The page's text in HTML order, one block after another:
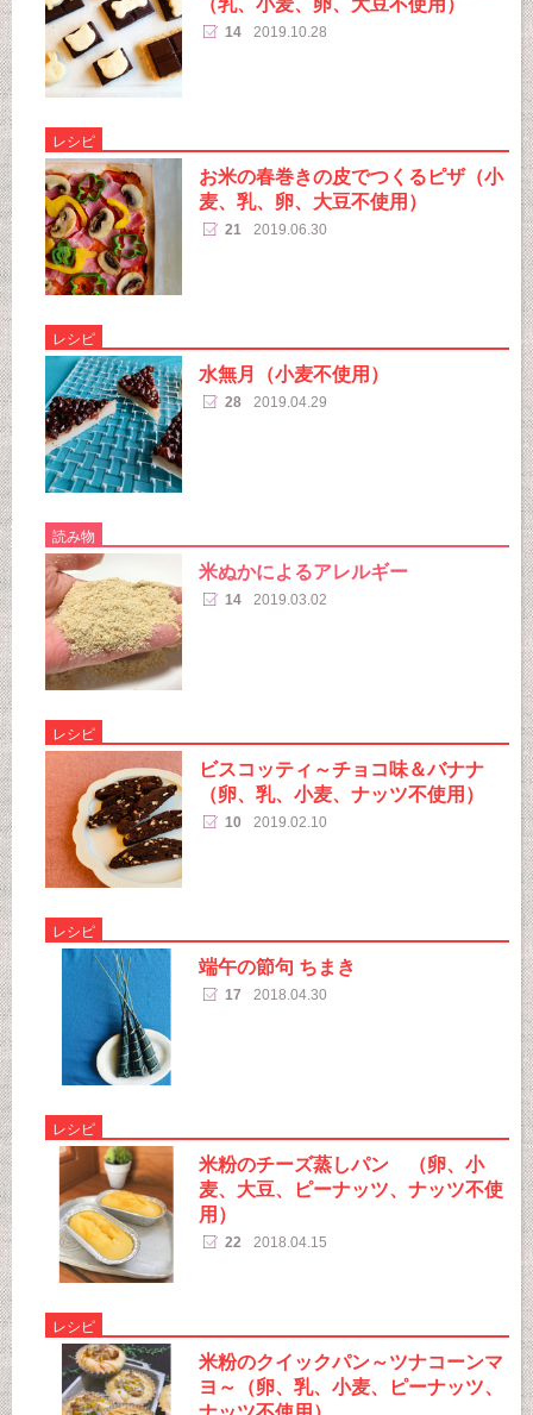
14 2019.10.28
レシピ
お米の春巻きの皮でつくるピザ（小
麦、乳、卵、大豆不使用）
21 2019.06.30
レシピ
水無月（小麦不使用）
28 2019.04.29
読み物
米ぬかによるアレルギー
14 2019.03.02
レシピ
ビスコッティ～チョコ味＆バナナ
（卵、乳、小麦、ナッツ不使用）
10 2019.02.10
レシピ
端午の節句 ちまき
17 2018.04.30
レシピ
米粉のチーズ蒸しパン （卵、小
麦、大豆、ピーナッツ、ナッツ不使
用）
22 2018.04.15
レシピ
米粉のクイックパン～ツナコーンマ
ヨ～（卵、乳、小麦、ピーナッツ、